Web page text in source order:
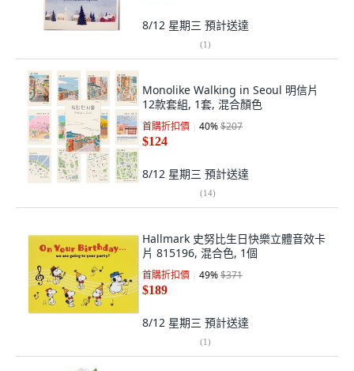
8/12 星期三 預計送達
(1)
Monolike Walking in Seoul 明信片
12款套組, 1套, 混合顏色
首購折扣價 40%$207
$124
8/12 星期三 預計送達
(14)
Hallmark 史努比生日快樂立體音效卡
片 815196, 混合色, 1個
首購折扣價 49%$371
$189
8/12 星期三 預計送達
(1)